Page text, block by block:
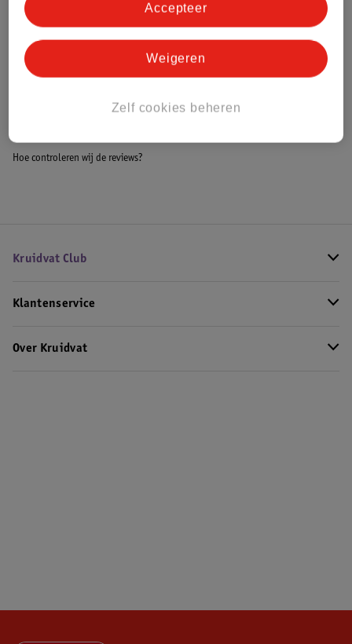
Bestel & Bezorginformatie
Hoe controleren wij de reviews?
Kruidvat Club
Klantenservice
Over Kruidvat
Zelf cookies beheren
Weigeren
Accepteer